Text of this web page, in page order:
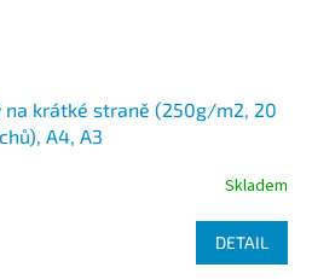
krátké straně (250g/m2, 20
A4, A3
Skladem
DETAIL